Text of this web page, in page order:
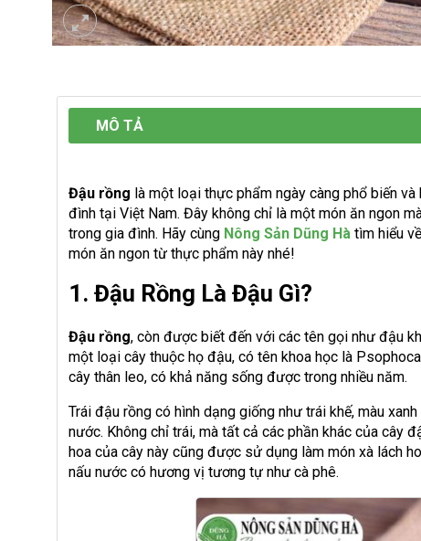
MÔ TẢ
Đậu rồng là một loại thực phẩm ngày càng phổ biến
đình tại Việt Nam. Đây không chỉ là một món ăn ngon
trong gia đình. Hãy cùng Nông Sản Dũng Hà tìm hiểu về
món ăn ngon từ thực phẩm này nhé!
1. Đậu Rồng Là Đậu Gì?
Đậu rồng, còn được biết đến với các tên gọi như đậu
một loại cây thuộc họ đậu, có tên khoa học là
cây thân leo, có khả năng sống được trong nhiều năm.
Trái đậu rồng có hình dạng giống như trái khế, màu
nước. Không chỉ trái, mà tất cả các phần khác của cây
hoa của cây này cũng được sử dụng làm món xà lách
nấu nước có hương vị tương tự như cà phê.